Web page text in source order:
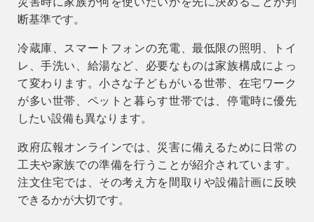
断基準です。
冷蔵庫、スマートフォンの充電、最低限の照明、トイ
レ、手洗い、給湯など、必要なものは家族構成によっ
て変わります。小さな子どもがいる世帯、在宅ワーク
が多い世帯、ペットと暮らす世帯では、停電時に優先
したい設備も異なります。
政府広報オンラインでは、災害に備えるために日常の
工夫や家族での準備を行うことが紹介されています。
注文住宅では、その考え方を間取りや設備計画に反映
できるかが大切です。